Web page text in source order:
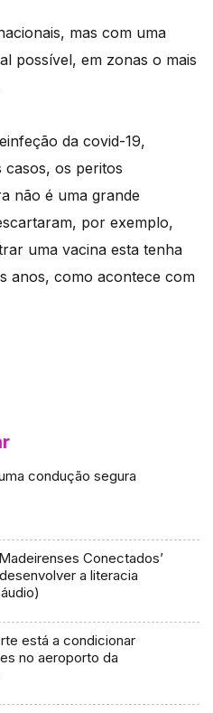
mas com uma
possível, em zonas o mais
da covid-19,
casos, os peritos
não é uma grande
por exemplo,
uma vacina esta tenha
anos, como acontece com
condução segura
Conectados’
a literacia
está a condicionar
no aeroporto da